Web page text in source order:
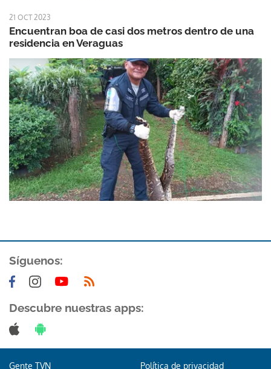
21 OCT 2023
Encuentran boa de casi dos metros dentro de una
residencia en Veraguas
Síguenos:
Descubre nuestras apps:
Gente TVN Política de privacidad